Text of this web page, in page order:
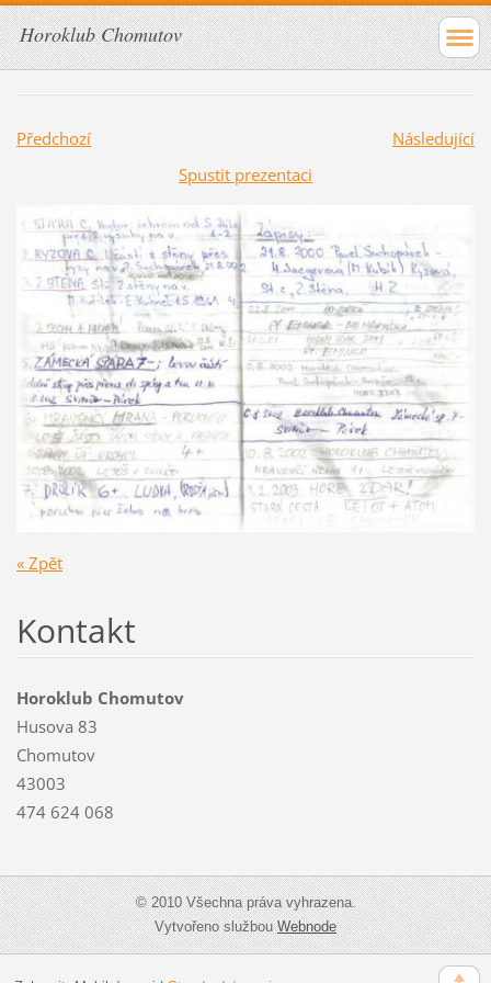
Horoklub Chomutov
Předchozí
Následující
Spustit prezentaci
« Zpět
Kontakt
Horoklub Chomutov
Husova 83
Chomutov
43003
474 624 068
© 2010 Všechna práva vyhrazena.
Vytvořeno službouWebnode